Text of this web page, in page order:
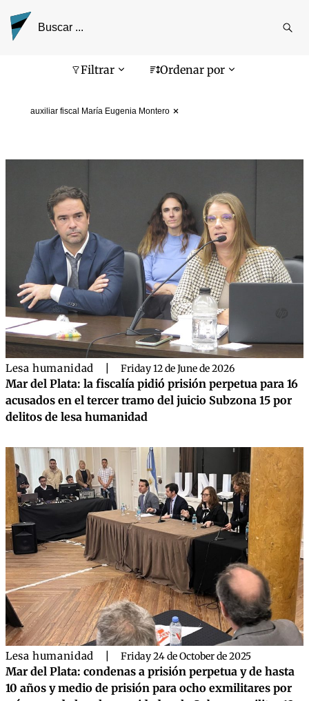
Filtrar Ordenar por
auxiliar fiscal María Eugenia Montero
Pantalla de búsqueda
Lesa humanidad Friday 12 de June de 2026
Mar del Plata: la fiscalía pidió prisión perpetua para 16
acusados en el tercer tramo del juicio Subzona 15 por
delitos de lesa humanidad
Lesa humanidad Friday 24 de October de 2025
Mar del Plata: condenas a prisión perpetua y de hasta
10 años y medio de prisión para ocho exmilitares por